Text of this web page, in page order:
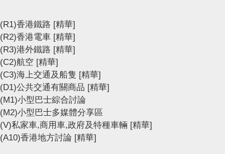
(R1)香港鐵路 [精華]
(R2)香港電車 [精華]
(R3)港外鐵路 [精華]
(C2)航空 [精華]
(C3)海上交通及船隻 [精華]
(D1)公共交通有關商品 [精華]
(M1)小型巴士綜合討論
(M2)小型巴士多媒體分享區
(V)私家車,商用車,政府及特種車輛 [精華]
(A10)香港地方討論 [精華]